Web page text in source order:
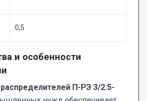
0,5
и особенности
П-РЭ 3/2.5-